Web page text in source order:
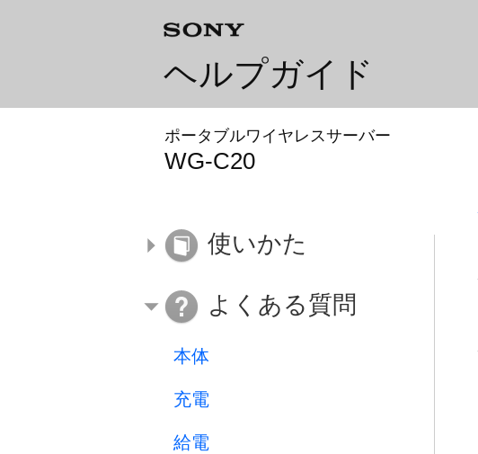
ヘルプガイド
ポータブルワイヤレスサーバー
WG-C20
使いかた
よくある質問
本体
充電
給電